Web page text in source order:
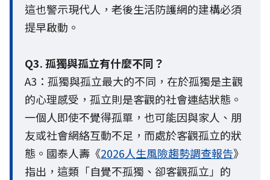
這也警示現代人，老後生活防護網的建構必須
提早啟動。
Q3. 孤獨與孤立有什麼不同？
A3：孤獨與孤立最大的不同，在於孤獨是主觀
的心理感受，孤立則是客觀的社會連結狀態。
一個人即使不覺得孤單，也可能因與家人、朋
友或社會網絡互動不足，而處於客觀孤立的狀
態。國泰人壽《2026人生風險趨勢調查報告》
指出，這類「自覺不孤獨、卻客觀孤立」的